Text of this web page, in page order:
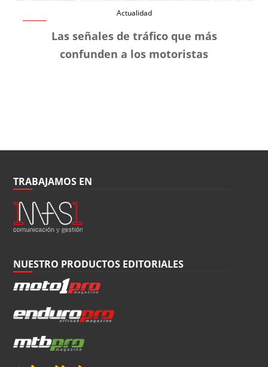
Actualidad
Las señales de tráfico que más
confunden a los motoristas
TRABAJAMOS EN
NUESTRO PRODUCTOS EDITORIALES